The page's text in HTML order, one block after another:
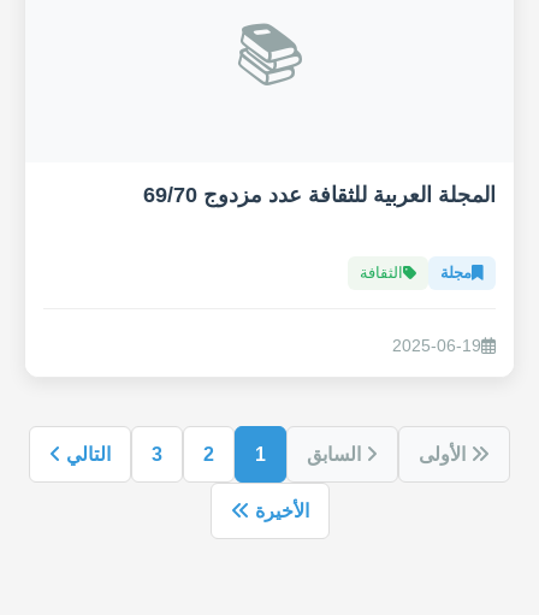
📚
المجلة العربية للثقافة عدد مزدوج 69/70
مجلة الثقافة
2025-06-19
الأولى السابق 1
2
3 التالي
الأخيرة